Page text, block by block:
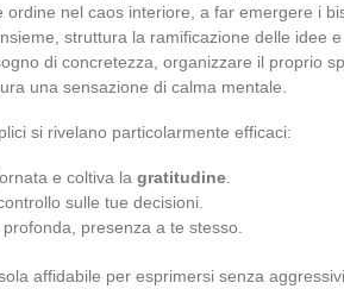
nel caos interiore, a far emergere i
struttura la ramificazione delle idee e
di concretezza, organizzare il proprio
una sensazione di calma mentale.
si rivelano particolarmente efficaci:
e coltiva la gratitudine
sulle tue decisioni.
presenza a te stesso.
affidabile per esprimersi senza